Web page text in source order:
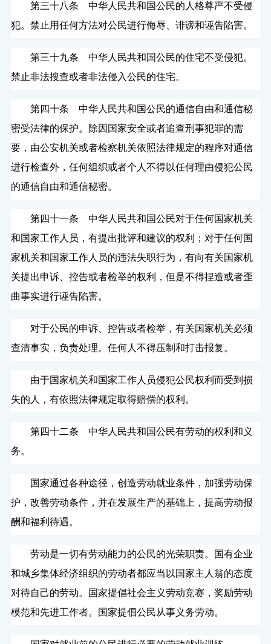
第三十八条 中华人民共和国公民的人格尊严不受侵
犯。禁止用任何方法对公民进行侮辱、诽谤和诬告陷害。
第三十九条 中华人民共和国公民的住宅不受侵犯。
禁止非法搜查或者非法侵入公民的住宅。
第四十条 中华人民共和国公民的通信自由和通信秘
密受法律的保护。除因国家安全或者追查刑事犯罪的需
要，由公安机关或者检察机关依照法律规定的程序对通信
进行检查外，任何组织或者个人不得以任何理由侵犯公民
的通信自由和通信秘密。
第四十一条 中华人民共和国公民对于任何国家机关
和国家工作人员，有提出批评和建议的权利；对于任何国
家机关和国家工作人员的违法失职行为，有向有关国家机
关提出申诉、控告或者检举的权利，但是不得捏造或者歪
曲事实进行诬告陷害。
对于公民的申诉、控告或者检举，有关国家机关必须
查清事实，负责处理。任何人不得压制和打击报复。
由于国家机关和国家工作人员侵犯公民权利而受到损
失的人，有依照法律规定取得赔偿的权利。
第四十二条 中华人民共和国公民有劳动的权利和义
务。
国家通过各种途径，创造劳动就业条件，加强劳动保
护，改善劳动条件，并在发展生产的基础上，提高劳动报
酬和福利待遇。
劳动是一切有劳动能力的公民的光荣职责。国有企业
和城乡集体经济组织的劳动者都应当以国家主人翁的态度
对待自己的劳动。国家提倡社会主义劳动竞赛，奖励劳动
模范和先进工作者。国家提倡公民从事义务劳动。